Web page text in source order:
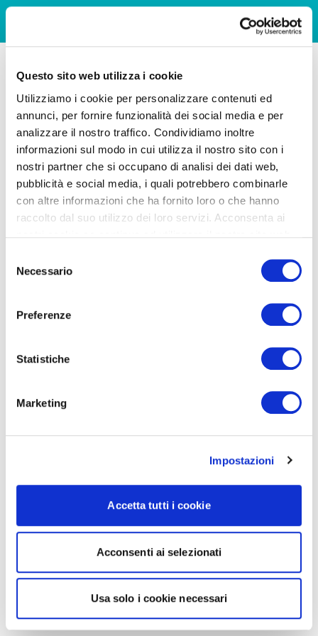
Questo sito web utilizza i cookie
Utilizziamo i cookie per personalizzare contenuti ed
annunci, per fornire funzionalità dei social media e per
analizzare il nostro traffico. Condividiamo inoltre
informazioni sul modo in cui utilizza il nostro sito con i
nostri partner che si occupano di analisi dei dati web,
pubblicità e social media, i quali potrebbero combinarle
con altre informazioni che ha fornito loro o che hanno
raccolto dal suo utilizzo dei loro servizi. Acconsenta ai
delNecessario
Preferenze
Statistiche
Marketing
Impostazioni
Accetta tutti i cookie
Acconsenti ai selezionati
Usa solo i cookie necessari